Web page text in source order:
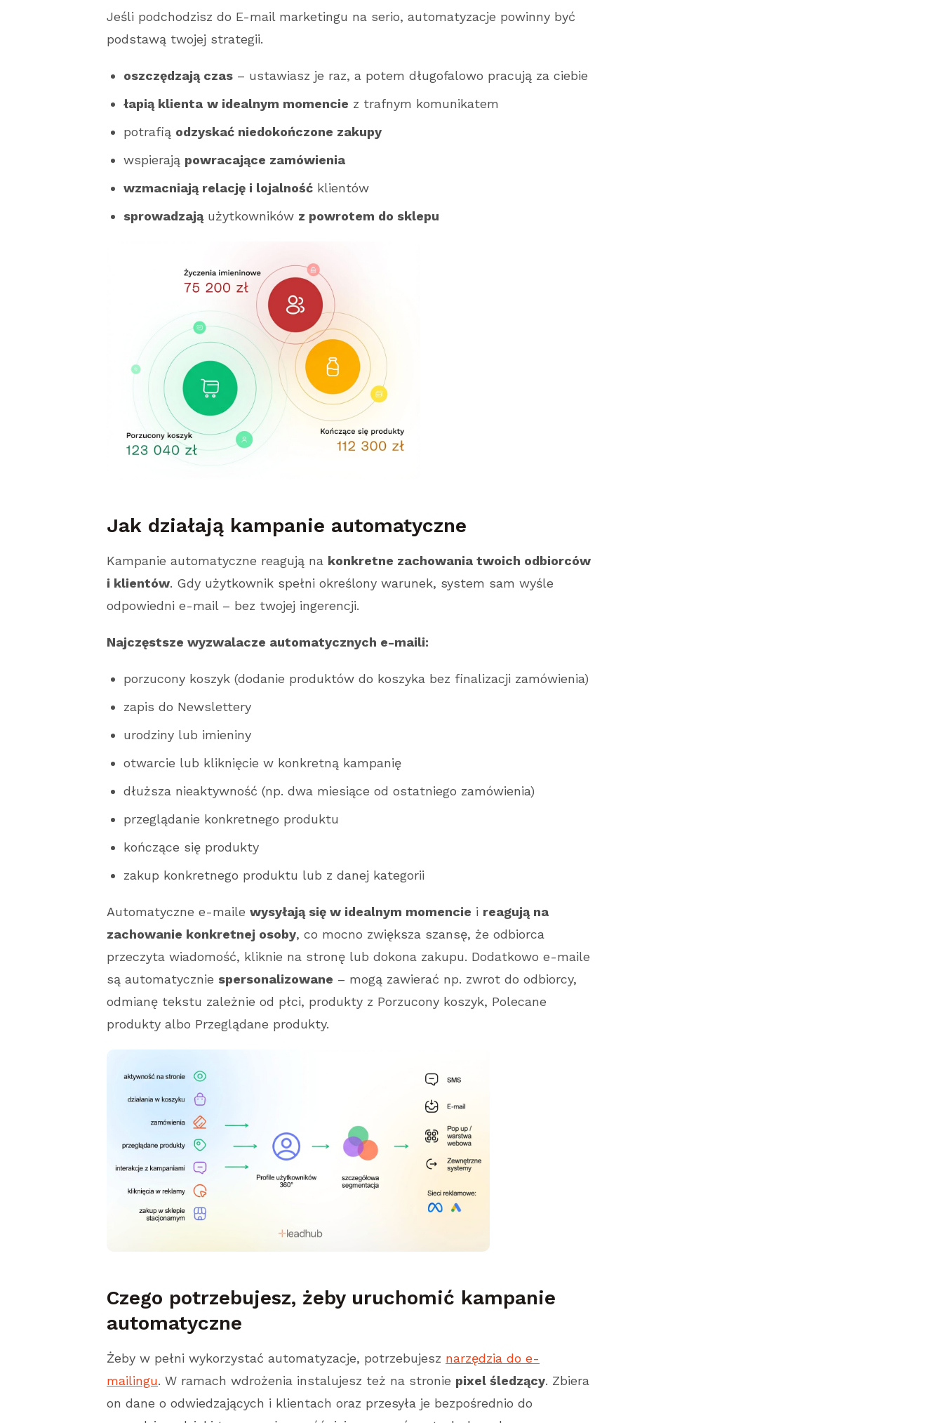
Jeśli podchodzisz do E-mail marketingu na serio, automatyzacje powinny być
podstawą twojej strategii.
oszczędzają czas – ustawiasz je raz, a potem długofalowo pracują za ciebie
łapią klienta w idealnym momencie z trafnym komunikatem
potrafią odzyskać niedokończone zakupy
wspierają powracające zamówienia
wzmacniają relację i lojalność klientów
sprowadzająużytkowników z powrotem do sklepu
Jak działają kampanie automatyczne
Kampanie automatyczne reagują na konkretne zachowania twoich odbiorców
i klientów. Gdy użytkownik spełni określony warunek, system sam wyśle
odpowiedni e-mail – bez twojej ingerencji.
Najczęstsze wyzwalacze automatycznych e-maili:
porzucony koszyk (dodanie produktów do koszyka bez finalizacji zamówienia)
zapis do Newslettery
urodziny lub imieniny
otwarcie lub kliknięcie w konkretną kampanię
dłuższa nieaktywność (np. dwa miesiące od ostatniego zamówienia)
przeglądanie konkretnego produktu
kończące się produkty
zakup konkretnego produktu lub z danej kategorii
Automatyczne e-maile wysyłają się w idealnym momencie i reagują na
zachowanie konkretnej osoby, co mocno zwiększa szansę, że odbiorca
przeczyta wiadomość, kliknie na stronę lub dokona zakupu. Dodatkowo e-maile
są automatycznie spersonalizowane – mogą zawierać np. zwrot do odbiorcy,
odmianę tekstu zależnie od płci, produkty z Porzucony koszyk, Polecane
produkty albo Przeglądane produkty.
Czego potrzebujesz, żeby uruchomić kampanie
automatyczne
Żeby w pełni wykorzystać automatyzacje, potrzebujesz narzędzia do e-
mailingu. W ramach wdrożenia instalujesz też na stronie pixel śledzący. Zbiera
on dane o odwiedzających i klientach oraz przesyła je bezpośrednio do